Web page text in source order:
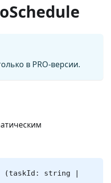
в PRO-версии.
(taskId: string |